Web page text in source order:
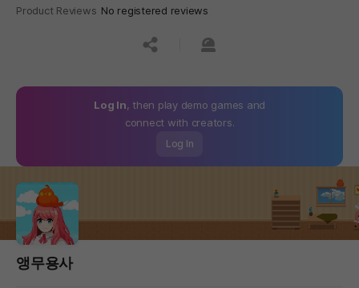
Product Reviews No registered reviews
공유하기신고하기
Log In, then play demo games and
connect with creators.
Log In
앵무용사